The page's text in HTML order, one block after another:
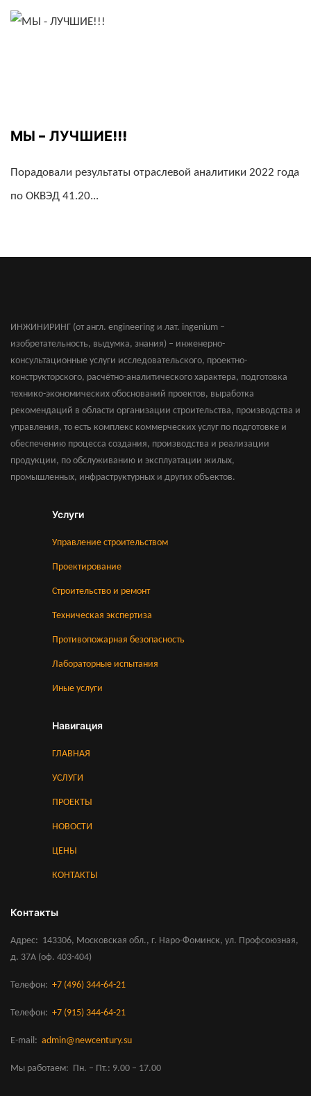
МЫ - ЛУЧШИЕ!!!
Порадовали результаты отраслевой аналитики 2022 года
по ОКВЭД 41.20...
ИНЖИНИРИНГ (от англ. engineering и лат. ingenium –
изобретательность, выдумка, знания) – инженерно-
консультационные услуги исследовательского, проектно-
конструкторского, расчётно-аналитического характера, подготовка
технико-экономических обоснований проектов, выработка
рекомендаций в области организации строительства, производства и
управления, то есть комплекс коммерческих услуг по подготовке и
обеспечению процесса создания, производства и реализации
продукции, по обслуживанию и эксплуатации жилых,
промышленных, инфраструктурных и других объектов.
Услуги
Управление строительством
Проектирование
Строительство и ремонт
Техническая экспертиза
Противопожарная безопасность
Лабораторные испытания
Иные услуги
Навигация
ГЛАВНАЯ
УСЛУГИ
ПРОЕКТЫ
НОВОСТИ
ЦЕНЫ
КОНТАКТЫ
Контакты
Адрес
143306, Московская обл., г. Наро-Фоминск, ул. Профсоюзная,
д. 37А (оф. 403-404)
Телефон +7 (496) 344-64-21
Телефон +7 (915) 344-64-21
E-mail admin@newcentury.su
Мы работаем Пн. – Пт.: 9.00 – 17.00